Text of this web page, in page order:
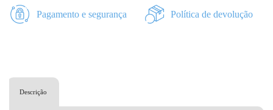
Pagamento e segurança Política de devolução
Descrição